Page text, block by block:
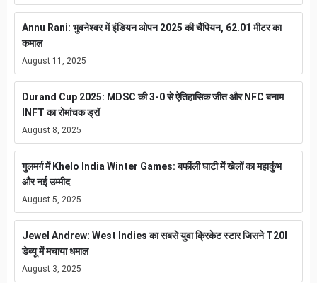
Annu Rani: भुवनेश्वर में इंडियन ओपन 2025 की चैंपियन, 62.01 मीटर का
कमाल
August 11, 2025
Durand Cup 2025: MDSC की 3-0 से ऐतिहासिक जीत और NFC बनाम
INFT का रोमांचक ड्रॉ
August 8, 2025
गुलमर्ग में Khelo India Winter Games: बर्फीली घाटी में खेलों का महाकुंभ
और नई उम्मीद
August 5, 2025
Jewel Andrew: West Indies का सबसे युवा क्रिकेट स्टार जिसने T20I
डेब्यू में मचाया धमाल
August 3, 2025